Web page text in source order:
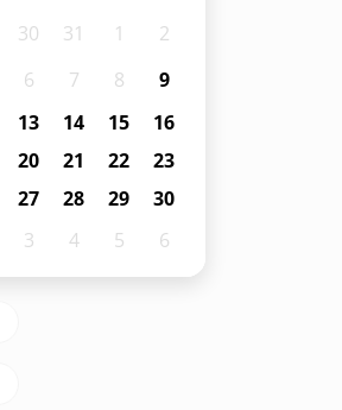
30 31 1
2
6 7 8
9
13 14 15
16
20 21 22
23
27 28 29
30
3 4 5 6